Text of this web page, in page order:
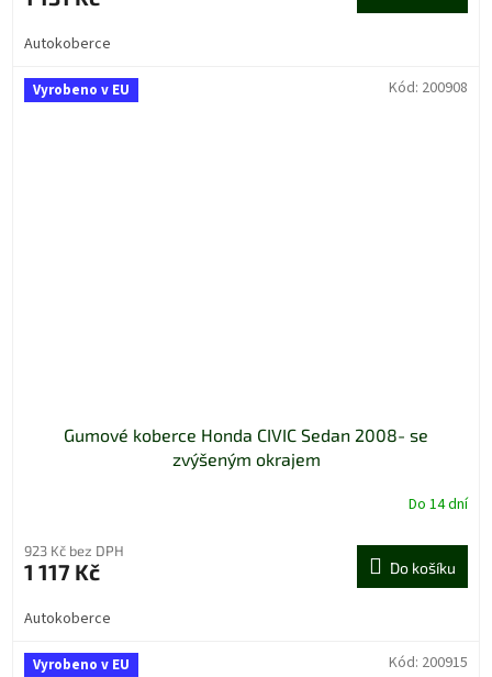
Autokoberce
Vyrobeno v EU
Gumové koberce Honda CIVIC Sedan 2008- se
zvýšeným okrajem
Do 14 dní
923 Kč bez DPH
1 117 Kč Do košíku
Autokoberce
Kód: 200908
Vyrobeno v EU Kód: 200915